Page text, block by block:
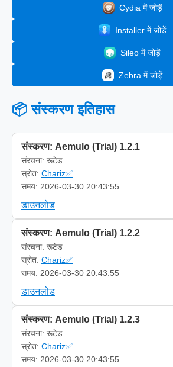
Cydia में जोड़ें
Installer में जोड़ें
Sileo में जोड़ें
Zebra में जोड़ें
📦 संस्करण इतिहास
संस्करण: Aemulo (Trial) 1.2.1
संरचना: रूटेड
स्रोत: Chariz✅
समय: 2026-03-30 20:43:55
डाउनलोड
संस्करण: Aemulo (Trial) 1.2.2
संरचना: रूटेड
स्रोत: Chariz✅
समय: 2026-03-30 20:43:55
डाउनलोड
संस्करण: Aemulo (Trial) 1.2.3
संरचना: रूटेड
स्रोत: Chariz✅
समय: 2026-03-30 20:43:55